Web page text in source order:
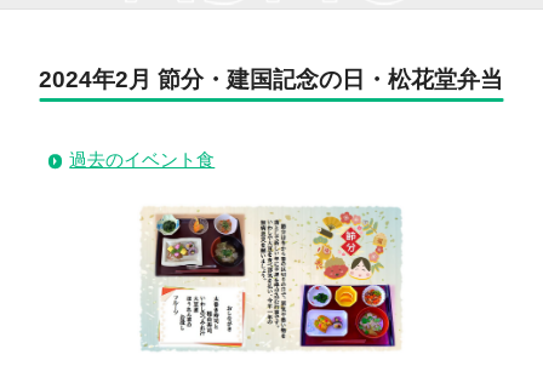
2024年2月 節分・建国記念の日・松花堂弁当
過去のイベント食